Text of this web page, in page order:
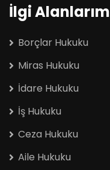
İlgi Alanlarım
Borçlar Hukuku
Miras Hukuku
İdare Hukuku
İş Hukuku
Ceza Hukuku
Aile Hukuku